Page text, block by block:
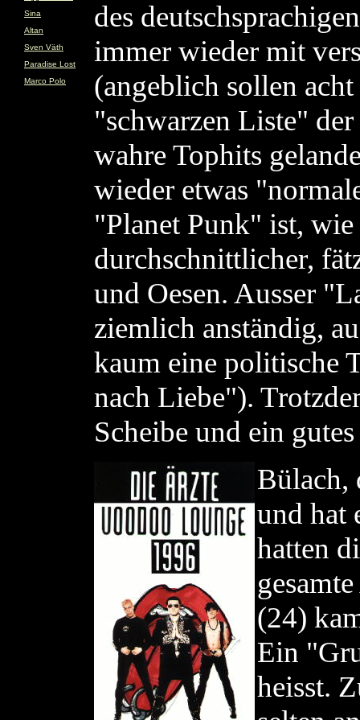
Sina
Altan
Sven Väth
Paradise Lost
Marco Polo
des
immer wieder mit
(angeblich sollen
"schwarzen Liste"
wahre Tophits
wieder etwas
"Planet Punk" ist,
durchschnittlicher,
und Oesen. Ausser
ziemlich anständig,
kaum eine politische
nach Liebe").
Scheibe und ein
Bülach,
und hat
hatten
(24)
Ein
heisst.